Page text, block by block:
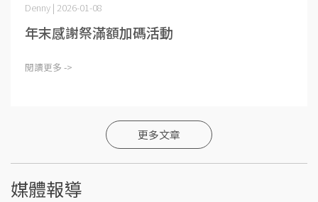
Denny | 2026-01-08
年末感謝祭滿額加碼活動
閱讀更多 ->
更多文章
媒體報導